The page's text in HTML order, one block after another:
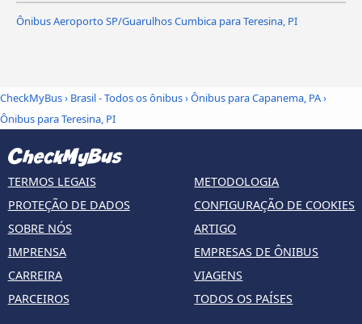
Ônibus Aeroporto SP/Guarulhos Cumbica para Teresina, PI
CheckMyBus› Brasil - Todos os ônibus›Ônibus para Capanema, PA›
Ônibus para Teresina, PI
TERMOS LEGAIS
PROTEÇÃO DE DADOS
SOBRE NÓS
IMPRENSA
CARREIRA
PARCEIROS
METODOLOGIA
CONFIGURAÇÃO DE COOKIES
ARTIGO
EMPRESAS DE ÔNIBUS
VIAGENS
TODOS OS PAÍSES